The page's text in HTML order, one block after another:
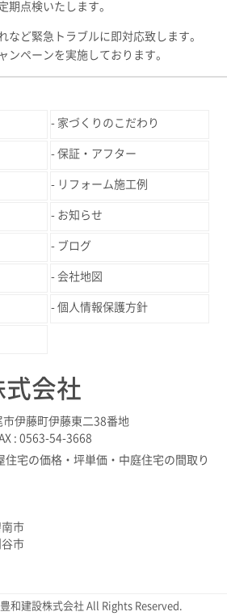
期点検いたします。
など緊急トラブルに即対応致します。
ンペーンを実施しております。
家づくりのこだわり
保証・アフター
リフォーム施工例
お知らせ
ブログ
会社地図
個人情報保護方針
式会社
伊藤町伊藤東二38番地
: 0563-54-3668
住宅の価格・坪単価・中庭住宅の間取り
南市
谷市
和建設株式会社 All Rights Reserved.